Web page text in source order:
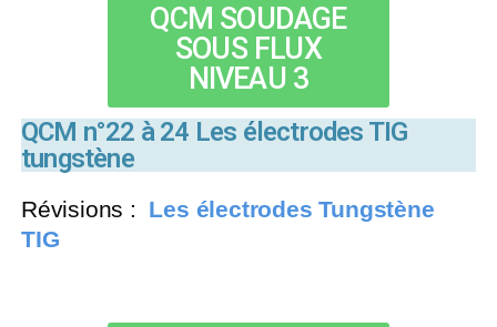
QCM SOUDAGE
SOUS FLUX
NIVEAU 3
QCM n°22 à 24 Les électrodes TIG
tungstène
Révisions : Les électrodes Tungstène
TIG